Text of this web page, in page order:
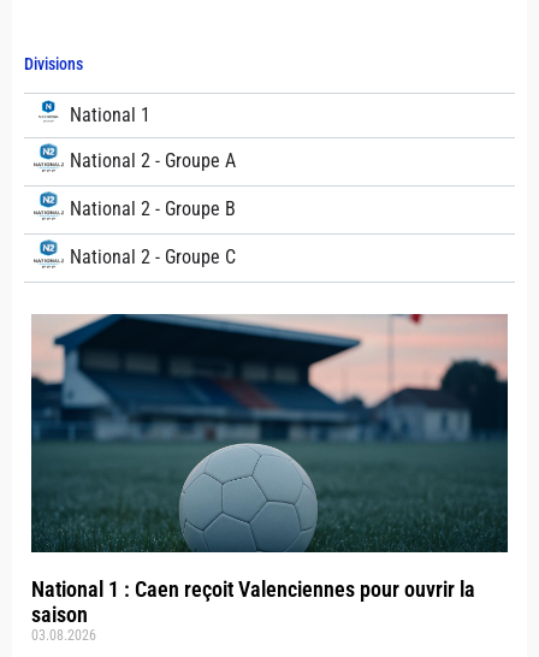
Divisions
National 1
National 2 - Groupe A
National 2 - Groupe B
National 2 - Groupe C
National 1 : Caen reçoit Valenciennes pour ouvrir la
saison
03.08.2026